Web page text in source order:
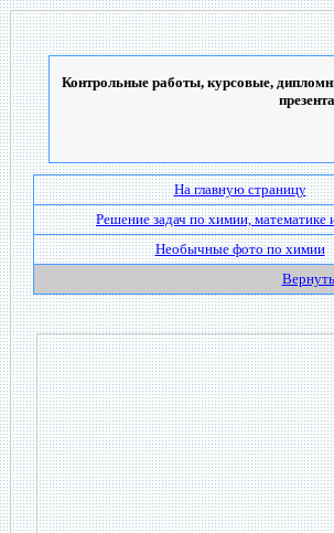
Контрольные работы, курсовые,
На главную страницу
Решение задач по химии, математике
Необычные фото по химии